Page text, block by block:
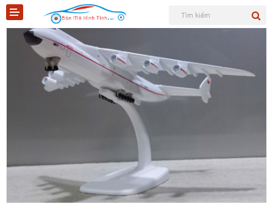
Sản phẩm
Tin tức